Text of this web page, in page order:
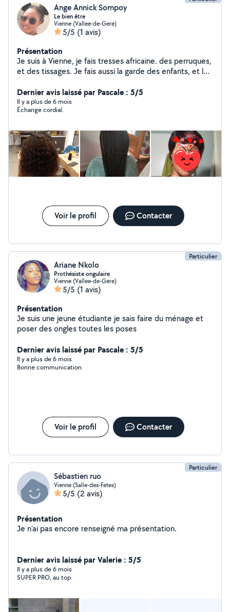
Ange Annick Sompoy
Le bien être
Vienne (Vallee-de-Gere)
5/5 (1 avis)
Présentation
Je suis à Vienne, je fais tresses africaine. des perruques,
et des tissages. Je fais aussi la garde des enfants, et le
Je me déplace et je peux recevoir à mon domicile.
Dernier avis laissé par Pascale : 5/5
Il y a plus de 6 mois
Échange cordial.
Voir le profil Contacter
Particulier
Ariane Nkolo
Prothésiste ongulaire
Vienne (Vallee-de-Gere)
5/5 (1 avis)
Présentation
Je suis une jeune étudiante je sais faire du ménage et
poser des ongles toutes les poses
Dernier avis laissé par Pascale : 5/5
Il y a plus de 6 mois
Bonne communication.
Voir le profil Contacter
Particulier
Sébastien ruo
Vienne (Salle-des-Fetes)
5/5 (2 avis)
Présentation
Je n'ai pas encore renseigné ma présentation.
Dernier avis laissé par Valerie : 5/5
Il y a plus de 6 mois
SUPER PRO, au top